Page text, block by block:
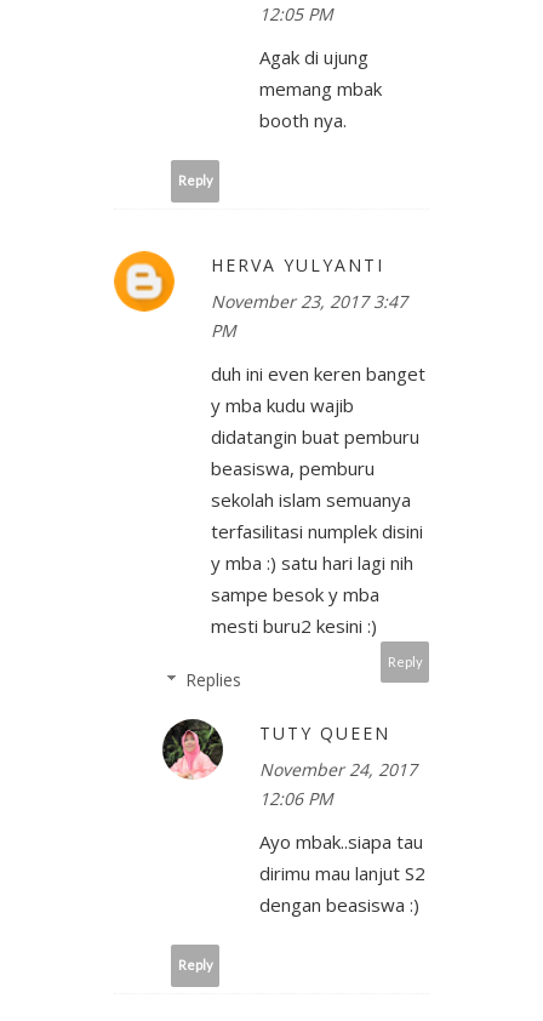
12:05 PM
Agak di ujung
memang mbak
booth nya.
Reply
HERVA YULYANTI
November 23, 2017 3:47
PM
duh ini even keren banget
y mba kudu wajib
didatangin buat pemburu
beasiswa, pemburu
sekolah islam semuanya
terfasilitasi numplek disini
y mba :) satu hari lagi nih
sampe besok y mba
mesti buru2 kesini :)
Reply
Replies
TUTY QUEEN
November 24, 2017
12:06 PM
Ayo mbak..siapa tau
dirimu mau lanjut S2
dengan beasiswa :)
Reply